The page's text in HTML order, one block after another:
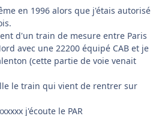
en 1996 alors que j'étais autorisé
d'un train de mesure entre Paris
avec une 22200 équipé CAB et je
(cette partie de voie venait
le train qui vient de rentrer sur
j'écoute le PAR